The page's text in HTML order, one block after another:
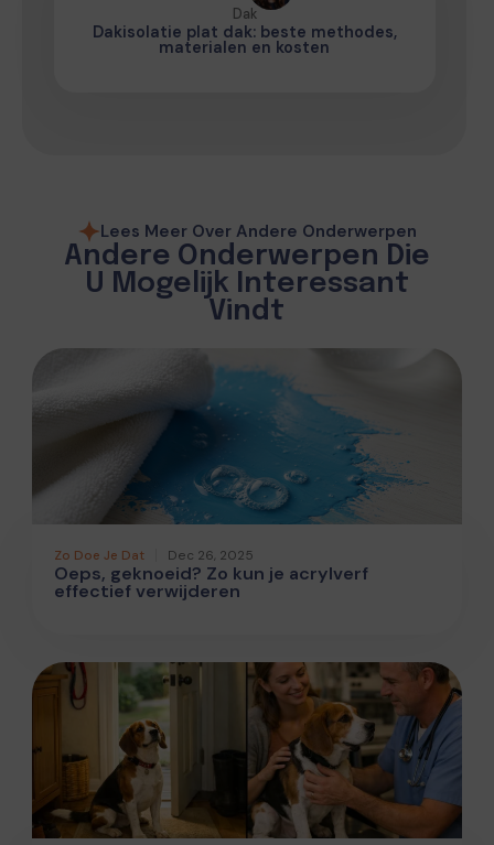
Dak
Dakisolatie plat dak: beste methodes,
materialen en kosten
Lees Meer Over Andere Onderwerpen
Andere Onderwerpen Die
U Mogelijk Interessant
Vindt
Zo Doe Je Dat Dec 26, 2025
Oeps, geknoeid? Zo kun je acrylverf
effectief verwijderen